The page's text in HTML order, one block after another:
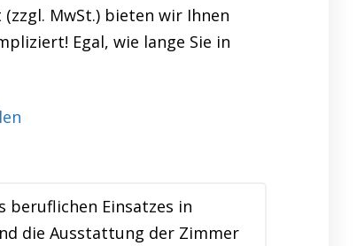
MwSt.) bieten wir Ihnen
Egal, wie lange Sie in
beruflichen Einsatzes in
die Ausstattung der Zimmer